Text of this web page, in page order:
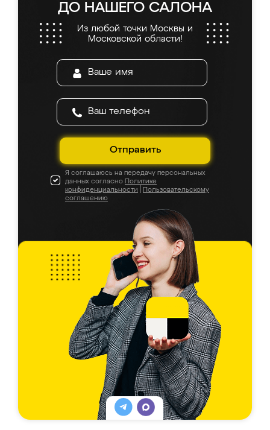
ДО НАШЕГО САЛОНА
Из любой точки Москвы и
Московской области!
Отправить
Я соглашаюсь на передачу персональных
данных согласно Политике
конфиденциальности
Пользовательскому
соглашению